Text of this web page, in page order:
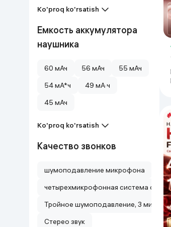
Ko'proq ko'rsatish
Емкость аккумулятора
наушника
60 мАч 56 мАч
55 мАч
54 мА*ч
49 мА·ч
45 мАч
Ko'proq ko'rsatish
Качество звонков
шумоподавление микрофона
четырехмикрофонная система с ИИ
Тройное шумоподавление, 3
Стерео звук